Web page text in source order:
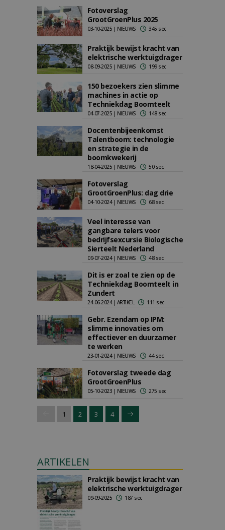
Fotoverslag
GrootGroenPlus 2025
03-10-2025 | NIEUWS 345 sec
Praktijk bewijst kracht van
elektrische werktuigdrager
08-09-2025 | NIEUWS 199 sec
150 bezoekers zien slimme
machines in actie op
Techniekdag Boomteelt
04-07-2025 | NIEUWS 148 sec
Docentenbijeenkomst
Talentboom: technologie
en strategie in de
boomkwekerij
18-04-2025 | NIEUWS 50 sec
Fotoverslag
GrootGroenPlus: dag drie
04-10-2024 | NIEUWS 68 sec
Veel interesse van
gangbare telers voor
bedrijfsexcursie Biologische
Sierteelt Nederland
09-07-2024 | NIEUWS 48 sec
Dit is er zoal te zien op de
Techniekdag Boomteelt in
Zundert
24-06-2024 | ARTIKEL 111 sec
Gebr. Ezendam op IPM:
slimme innovaties om
effectiever en duurzamer
te werken
23-01-2024 | NIEUWS 44 sec
Fotoverslag tweede dag
GrootGroenPlus
05-10-2023 | NIEUWS 275 sec
1 2 3 4
ARTIKELEN
Praktijk bewijst kracht van
elektrische werktuigdrager
09-09-2025 187 sec